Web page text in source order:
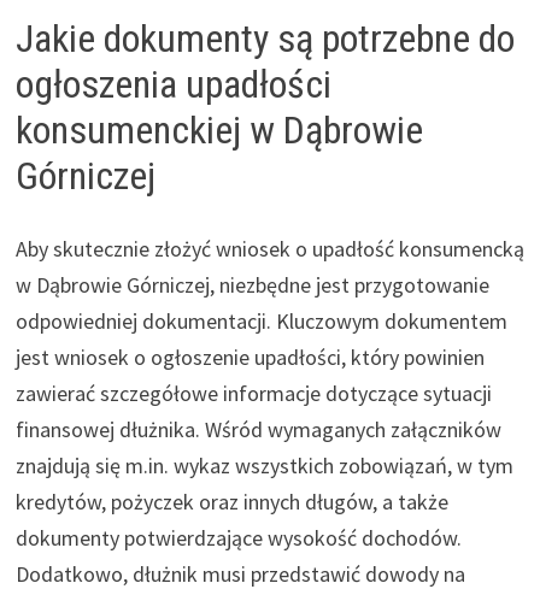
Jakie dokumenty są potrzebne do
ogłoszenia upadłości
konsumenckiej w Dąbrowie
Górniczej
Aby skutecznie złożyć wniosek o upadłość konsumencką
w Dąbrowie Górniczej, niezbędne jest przygotowanie
odpowiedniej dokumentacji. Kluczowym dokumentem
jest wniosek o ogłoszenie upadłości, który powinien
zawierać szczegółowe informacje dotyczące sytuacji
finansowej dłużnika. Wśród wymaganych załączników
znajdują się m.in. wykaz wszystkich zobowiązań, w tym
kredytów, pożyczek oraz innych długów, a także
dokumenty potwierdzające wysokość dochodów.
Dodatkowo, dłużnik musi przedstawić dowody na